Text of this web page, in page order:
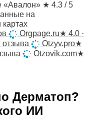
«Авалон» ★ 4.3 / 5
на
Orgpage.ru★ 4.0 ·
отзыва Otzyv.pro★
Otzovik.com★
Дерматоп?
ИИ